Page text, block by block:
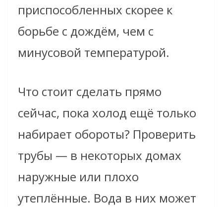
приспособленных скорее к
борьбе с дождём, чем с
минусовой температурой.
Что стоит сделать прямо
сейчас, пока холод ещё только
набирает обороты? Проверить
трубы — в некоторых домах
наружные или плохо
утеплённые. Вода в них может